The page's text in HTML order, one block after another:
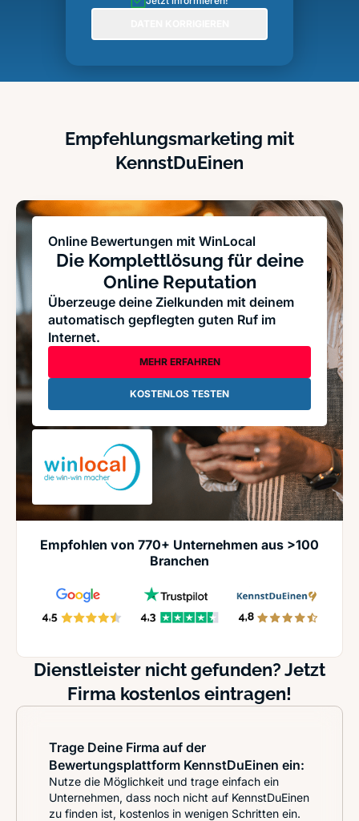
Empfehlungsmarketing mit
KennstDuEinen
Online Bewertungen mit WinLocal
Die Komplettlösung für deine
Online Reputation
Überzeuge deine Zielkunden mit deinem
automatisch gepflegten guten Ruf im
Internet.
MEHR ERFAHREN
KOSTENLOS TESTEN
Empfohlen von 770+ Unternehmen aus >100
Branchen
Dienstleister nicht gefunden? Jetzt
Firma kostenlos eintragen!
Trage Deine Firma auf der
Bewertungsplattform KennstDuEinen ein:
Nutze die Möglichkeit und trage einfach ein
Unternehmen, dass noch nicht auf KennstDuEinen
zu finden ist, kostenlos in wenigen Schritten ein.